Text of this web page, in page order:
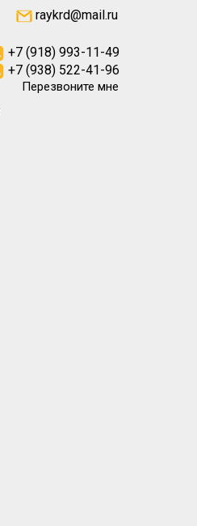
raykrd@mail.ru
Перезвоните мне
+7 (918) 993-11-49
+7 (938) 522-41-96